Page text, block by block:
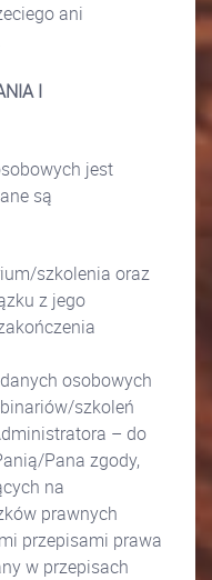
ani
I
jest
są
szkolenia oraz
z jego
osobowych
szkoleń
– do
Pana zgody,
na
prawnych
przepisami prawa
w przepisach